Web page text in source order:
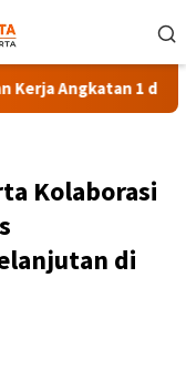
1 di PPKD
Kolaborasi
di